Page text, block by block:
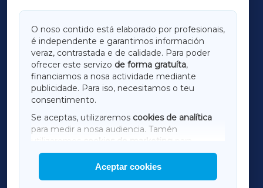
O noso contido está elaborado por profesionais,
é independente e garantimos información
veraz, contrastada e de calidade. Para poder
ofrecer este servizo de forma gratuíta,
financiamos a nosa actividade mediante
publicidade. Para iso, necesitamos o teu
consentimento.
Se aceptas, utilizaremos cookies de analítica
para medir a nosa audiencia. Tamén
utilizaremos
cookies de marketing
mostrar publicidade de terceiros.
Así mesmo, podes personalizar a elección das
cookies que desexas permitir.
Aceptar cookies
LUGOXA
TERRACHAXA
AMARIÑAXA
RIBEIRASACRAXA